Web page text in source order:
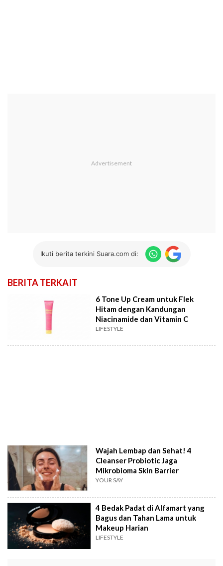
Ikuti berita terkini Suara.com di:
BERITA TERKAIT
6 Tone Up Cream untuk Flek
Hitam dengan Kandungan
Niacinamide dan Vitamin C
LIFESTYLE
Wajah Lembap dan Sehat! 4
Cleanser Probiotic Jaga
Mikrobioma Skin Barrier
YOUR SAY
4 Bedak Padat di Alfamart yang
Bagus dan Tahan Lama untuk
Makeup Harian
LIFESTYLE